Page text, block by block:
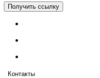
Получить ссылку
Контакты